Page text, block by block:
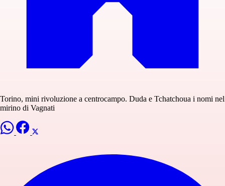
Torino, mini rivoluzione a centrocampo. Duda e Tchatchoua i nomi nel
mirino di Vagnati